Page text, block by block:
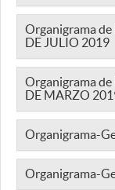
Organigrama
DE JULIO 2019
Organigrama
DE MARZO
Organigrama-
Organigrama-